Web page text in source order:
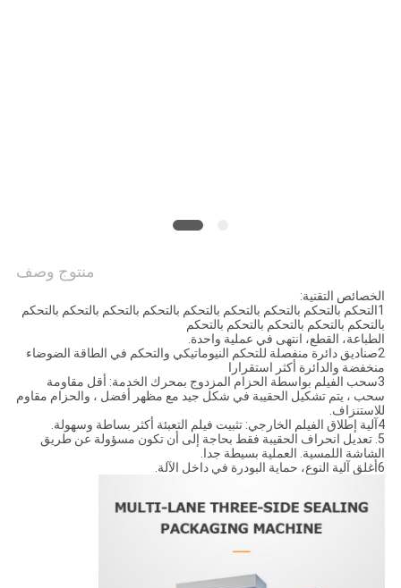
منتوج وصف
الخصائص التقنية:
1التحكم بالتحكم بالتحكم بالتحكم بالتحكم بالتحكم بالتحكم بالتحكم بالتحكم
بالتحكم بالتحكم بالتحكم بالتحكم بالتحكم
الطباعة، القطع، انتهى في عملية واحدة.
2صناديق دائرة منفصلة للتحكم النيوماتيكي والتحكم في الطاقة الضوضاء
منخفضة والدائرة أكثر استقرارا
3سحب الفيلم بواسطة الحزام المزدوج بمحرك الخدمة: أقل مقاومة
سحب ، يتم تشكيل الحقيبة في شكل جيد مع مظهر أفضل ، والحزام مقاوم
للاستنزاف.
4آلية إطلاق الفيلم الخارجي: تثبيت فيلم التعبئة أكثر بساطة وسهولة.
5. تعديل انحراف الحقيبة فقط بحاجة إلى أن تكون مسؤولة عن طريق
الشاشة اللمسية. العملية بسيطة جدا.
6أغلق آلية النوع، حماية البودرة في داخل الآلة.